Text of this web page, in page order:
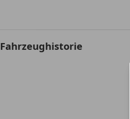
Fahrzeughistorie